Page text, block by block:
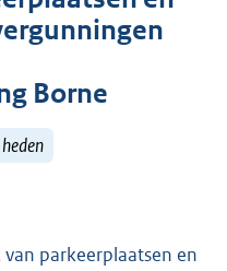
Borne
parkeerplaatsen en